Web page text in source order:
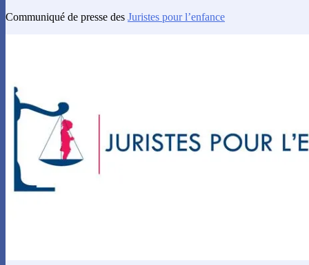
Communiqué de presse des Juristes pour l’enfance